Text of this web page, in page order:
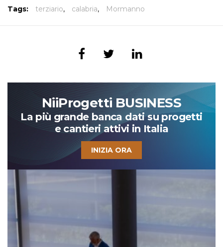
Tags: terziario, calabria, Mormanno
NiiProgetti BUSINESS
La più grande banca dati su progetti
e cantieri attivi in Italia
INIZIA ORA